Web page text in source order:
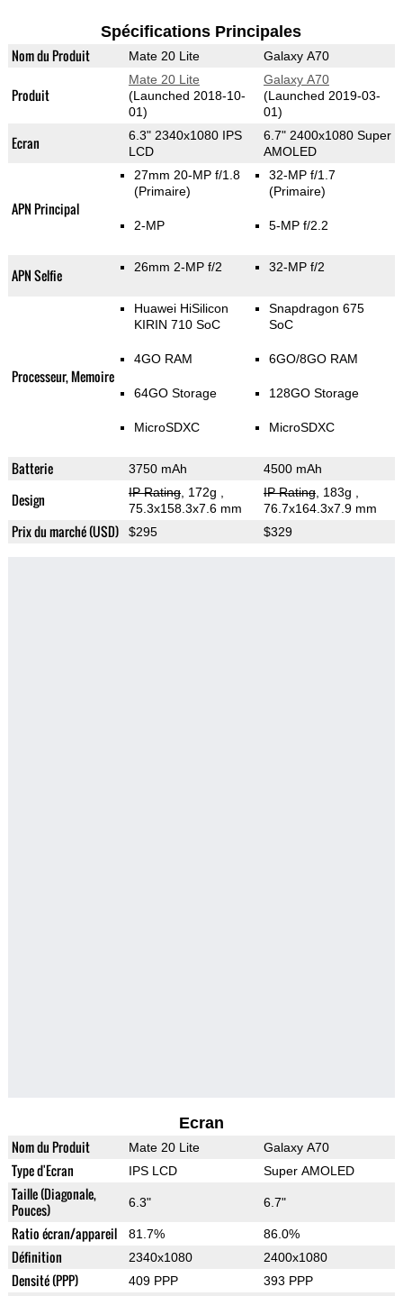
Spécifications Principales
Nom du Produit Mate 20 Lite Galaxy A70
Produit
Mate 20 Lite
(Launched 2018-10-
01)
Galaxy A70
(Launched 2019-03-
01)
Ecran
6.3" 2340x1080 IPS
LCD
6.7" 2400x1080 Super
AMOLED
APN Principal
27mm 20-MP f/1.8
(Primaire)
2-MP
32-MP f/1.7
(Primaire)
5-MP f/2.2
APN Selfie 26mm 2-MP f/2 32-MP f/2
Processeur, Memoire
Huawei HiSilicon
KIRIN 710 SoC
4GO RAM
64GO Storage
MicroSDXC
Snapdragon 675
SoC
6GO/8GO RAM
128GO Storage
MicroSDXC
Batterie 3750 mAh 4500 mAh
Design IP Rating, 172g
75.3x158.3x7.6 mm
IP Rating, 183g
76.7x164.3x7.9 mm
Prix du marché (USD) $295 $329
Ecran
Nom du Produit Mate 20 Lite Galaxy A70
Type d'Ecran IPS LCD Super AMOLED
Taille (Diagonale,
Pouces)
6.3" 6.7"
Ratio écran/appareil 81.7% 86.0%
Définition 2340x1080 2400x1080
Densité (PPP) 409 PPP 393 PPP